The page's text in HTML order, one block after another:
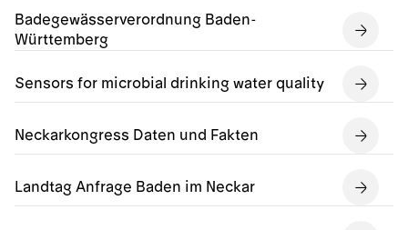
Badegewässerverordnung Baden-
Württemberg
Sensors for microbial drinking water quality
Neckarkongress Daten und Fakten
Landtag Anfrage Baden im Neckar